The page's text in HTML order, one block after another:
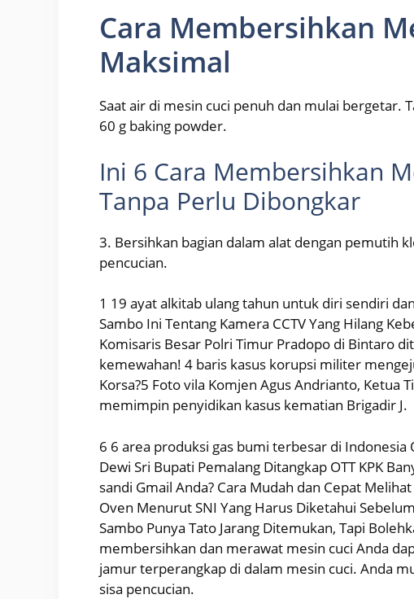
Cara Membersihkan
Maksimal
Saat air di mesin cuci penuh dan mulai bergetar.
60 g baking powder.
Ini 6 Cara Membersihkan
Tanpa Perlu Dibongkar
3. Bersihkan bagian dalam alat dengan pemutih
pencucian.
1 19 ayat alkitab ulang tahun untuk diri sendiri
Sambo Ini Tentang Kamera CCTV Yang Hilang
Komisaris Besar Polri Timur Pradopo di Bintaro
kemewahan! 4 baris kasus korupsi militer
Korsa?5 Foto vila Komjen Agus Andrianto, Ketua
memimpin penyidikan kasus kematian Brigadir J.
6 6 area produksi gas bumi terbesar di
Dewi Sri Bupati Pemalang Ditangkap OTT KPK
sandi Gmail Anda? Cara Mudah dan Cepat
Oven Menurut SNI Yang Harus Diketahui
Sambo Punya Tato Jarang Ditemukan, Tapi
membersihkan dan merawat mesin cuci Anda
jamur terperangkap di dalam mesin cuci. Anda
sisa pencucian.